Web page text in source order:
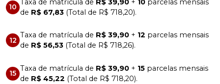
10
Taxa de matrícula de R$ 39,90+ 10parcelas mensais
de R$ 67,83(Total de R$ 718,20).
12
Taxa de matrícula de R$ 39,90+ 12 parcelas mensais
de R$ 56,53(Total de R$ 718,26).
15
Taxa de matrícula de R$ 39,90+ 15parcelas mensais
de R$ 45,22 (Total de R$ 718,20).